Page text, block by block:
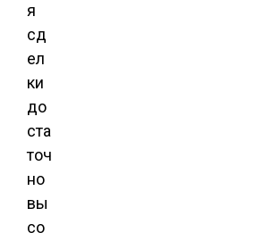
я
сд
ел
ки
до
ста
точ
но
вы
со